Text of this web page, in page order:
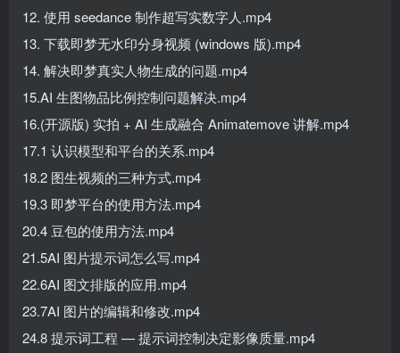
12. 使用 seedance 制作超写实数字人.mp4
13. 下载即梦无水印分身视频 (windows 版).mp4
14. 解决即梦真实人物生成的问题.mp4
15.AI 生图物品比例控制问题解决.mp4
16.(开源版) 实拍 + AI 生成融合 Animatemove 讲解.mp4
17.1 认识模型和平台的关系.mp4
18.2 图生视频的三种方式.mp4
19.3 即梦平台的使用方法.mp4
20.4 豆包的使用方法.mp4
21.5AI 图片提示词怎么写.mp4
22.6AI 图文排版的应用.mp4
23.7AI 图片的编辑和修改.mp4
24.8 提示词工程 — 提示词控制决定影像质量.mp4